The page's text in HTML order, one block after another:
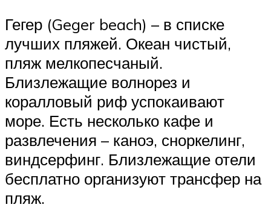
Гегер (Geger beach) – в списке
лучших пляжей. Океан чистый,
пляж мелкопесчаный.
Близлежащие волнорез и
коралловый риф успокаивают
море. Есть несколько кафе и
развлечения – каноэ, сноркелинг,
виндсерфинг. Близлежащие отели
бесплатно организуют трансфер на
пляж.